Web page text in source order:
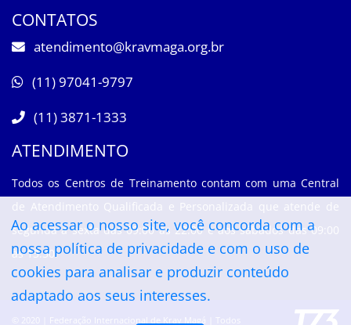
CONTATOS
atendimento@kravmaga.org.br
(11) 97041-9797
(11) 3871-1333
ATENDIMENTO
Todos os Centros de Treinamento contam com uma Central
de Atendimento Qualificada e Personalizada que atende de
segunda à sexta das 09:00 às 22:00 e aos sábados das 09:00
às 13:30.
© 2020 | Federação Internacional de Krav Magá | Todos
Ao acessar o nosso site, você concorda com a
nossapolítica de privacidade e com o uso de
cookies para analisar e produzir conteúdo
adaptado aos seus interesses.